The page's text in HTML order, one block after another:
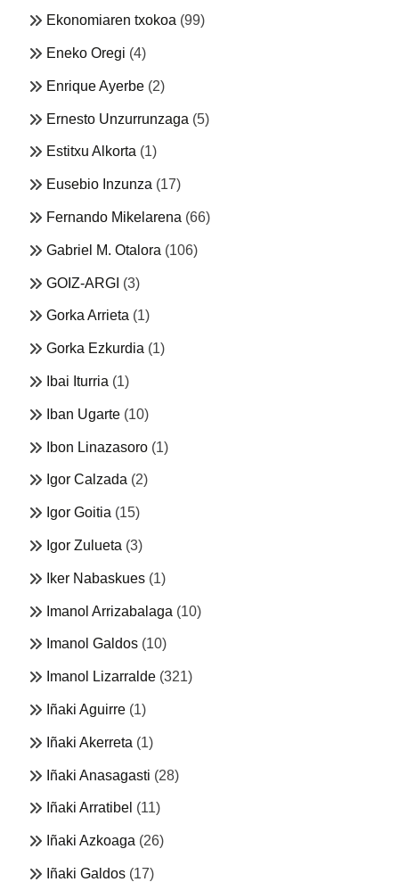
Ekonomiaren txokoa (99)
Eneko Oregi (4)
Enrique Ayerbe (2)
Ernesto Unzurrunzaga (5)
Estitxu Alkorta (1)
Eusebio Inzunza (17)
Fernando Mikelarena (66)
Gabriel M. Otalora (106)
GOIZ-ARGI (3)
Gorka Arrieta (1)
Gorka Ezkurdia (1)
Ibai Iturria (1)
Iban Ugarte (10)
Ibon Linazasoro (1)
Igor Calzada (2)
Igor Goitia (15)
Igor Zulueta (3)
Iker Nabaskues (1)
Imanol Arrizabalaga (10)
Imanol Galdos (10)
Imanol Lizarralde (321)
Iñaki Aguirre (1)
Iñaki Akerreta (1)
Iñaki Anasagasti (28)
Iñaki Arratibel (11)
Iñaki Azkoaga (26)
Iñaki Galdos (17)